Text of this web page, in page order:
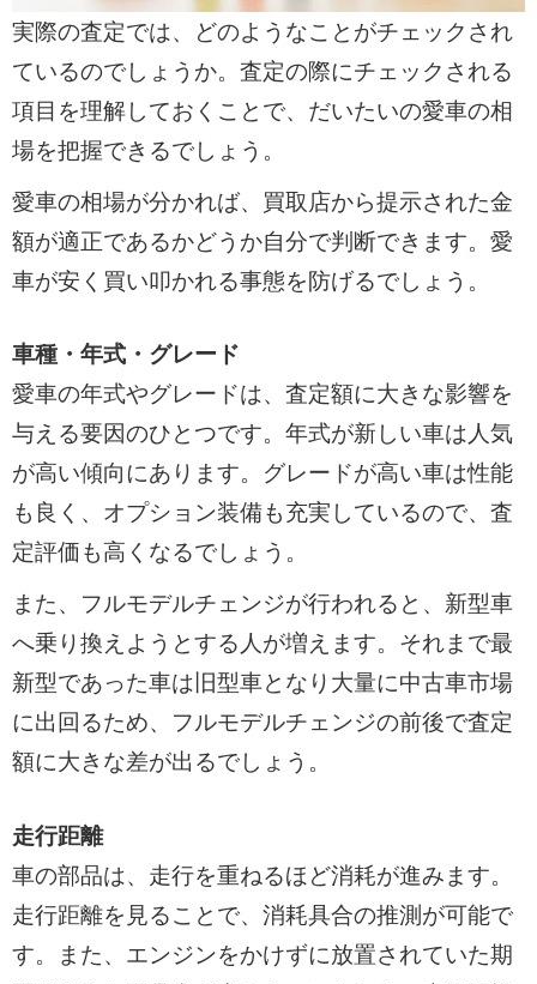
実際の査定では、どのようなことがチェックされ
ているのでしょうか。査定の際にチェックされる
項目を理解しておくことで、だいたいの愛車の相
場を把握できるでしょう。
愛車の相場が分かれば、買取店から提示された金
額が適正であるかどうか自分で判断できます。愛
車が安く買い叩かれる事態を防げるでしょう。
車種・年式・グレード
愛車の年式やグレードは、査定額に大きな影響を
与える要因のひとつです。年式が新しい車は人気
が高い傾向にあります。グレードが高い車は性能
も良く、オプション装備も充実しているので、査
定評価も高くなるでしょう。
また、フルモデルチェンジが行われると、新型車
へ乗り換えようとする人が増えます。それまで最
新型であった車は旧型車となり大量に中古車市場
に出回るため、フルモデルチェンジの前後で査定
額に大きな差が出るでしょう。
走行距離
車の部品は、走行を重ねるほど消耗が進みます。
走行距離を見ることで、消耗具合の推測が可能で
す。また、エンジンをかけずに放置されていた期